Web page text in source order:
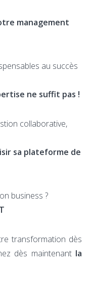
management
au succès
ne suffit pas !
collaborative,
sa plateforme de
business ?
transformation dès
dès maintenant la